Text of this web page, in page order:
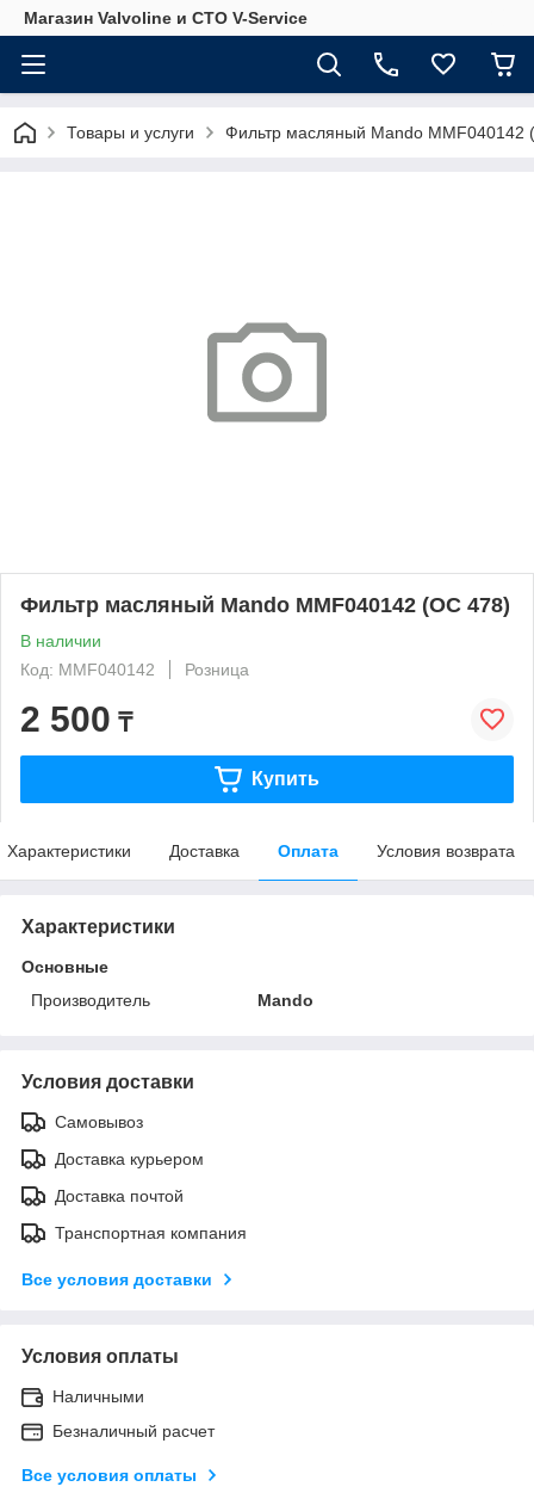
Магазин Valvoline и СТО V-Service
Товары и услуги Фильтр масляный Mando MMF040142
Фильтр масляный Mando MMF040142 (OC 478)
В наличии
Код: MMF040142
Розница
2 500 ₸
Купить
Характеристики Доставка Оплата Условия возврата
Характеристики
Основные
Производитель
Mando
Условия доставки
Самовывоз
Доставка курьером
Доставка почтой
Транспортная компания
Все условия доставки
Условия оплаты
Наличными
Безналичный расчет
Все условия оплаты